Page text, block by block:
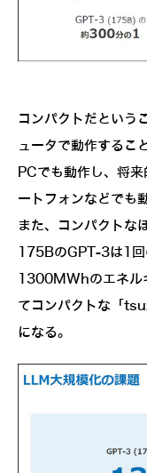
コンパクトだという
ュータで動作するこ
PCでも動作し、将
ートフォンなどでも
また、コンパクトな
175BのGPT-3は1
1300MWhのエネル
てコンパクトな「
になる。